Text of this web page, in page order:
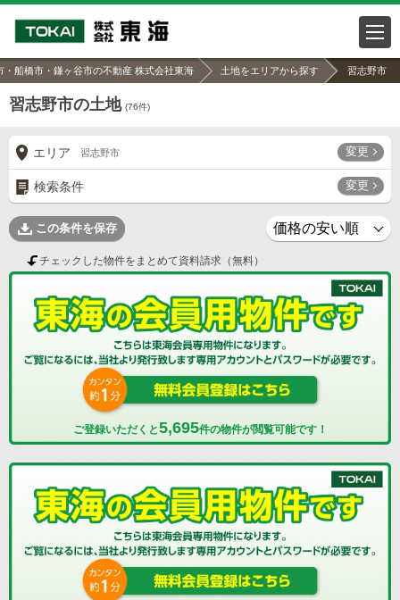
・船橋市・鎌ヶ谷市の不動産 株式会社東海 土地をエリアから探す 習志野市
習志野市の土地 (76件)
エリア 習志野市 変更
検索条件 変更
この条件を保存
チェックした物件をまとめて資料請求（無料）
ご登録いただくと5,695件の物件が閲覧可能です！